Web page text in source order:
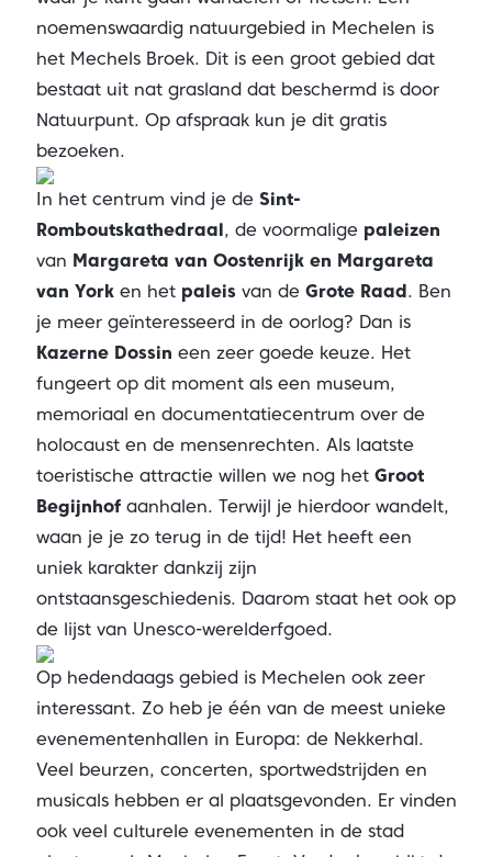
noemenswaardig natuurgebied in Mechelen is
het Mechels Broek. Dit is een groot gebied dat
bestaat uit nat grasland dat beschermd is door
Natuurpunt. Op afspraak kun je dit gratis
bezoeken.
In het centrum vind je de Sint-
Romboutskathedraal, de voormalige paleizen
van Margareta van Oostenrijk en Margareta
van York en het paleisvan de Grote Raad. Ben
je meer geïnteresseerd in de oorlog? Dan is
Kazerne Dossin een zeer goede keuze. Het
fungeert op dit moment als een museum,
memoriaal en documentatiecentrum over de
holocaust en de mensenrechten. Als laatste
toeristische attractie willen we nog het Groot
Begijnhofaanhalen. Terwijl je hierdoor wandelt,
waan je je zo terug in de tijd! Het heeft een
uniek karakter dankzij zijn
ontstaansgeschiedenis. Daarom staat het ook op
de lijst van Unesco-werelderfgoed.
Op hedendaags gebied is Mechelen ook zeer
interessant. Zo heb je één van de meest unieke
evenementenhallen in Europa: de Nekkerhal.
Veel beurzen, concerten, sportwedstrijden en
musicals hebben er al plaatsgevonden. Er vinden
ook veel culturele evenementen in de stad